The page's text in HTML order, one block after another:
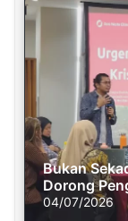
Bukan
Dorong
Solusi Krisis
04/07/2026